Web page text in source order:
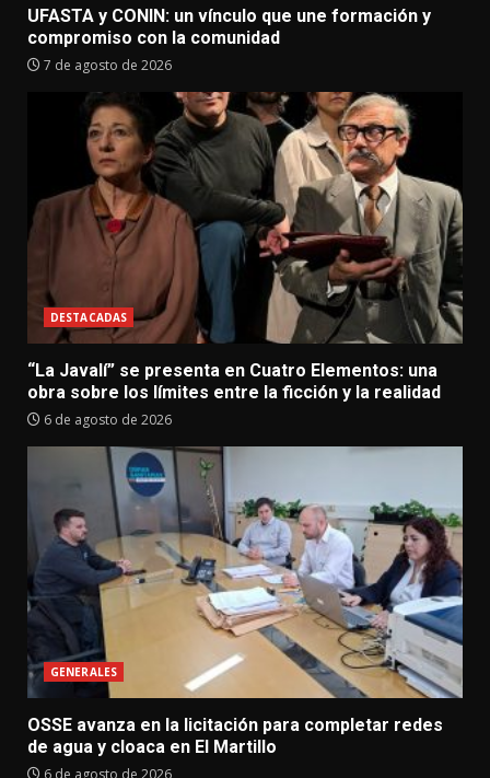
UFASTA y CONIN: un vínculo que une formación y
compromiso con la comunidad
7 de agosto de 2026
DESTACADAS
“La Javalí” se presenta en Cuatro Elementos: una
obra sobre los límites entre la ficción y la realidad
6 de agosto de 2026
GENERALES
OSSE avanza en la licitación para completar redes
de agua y cloaca en El Martillo
6 de agosto de 2026